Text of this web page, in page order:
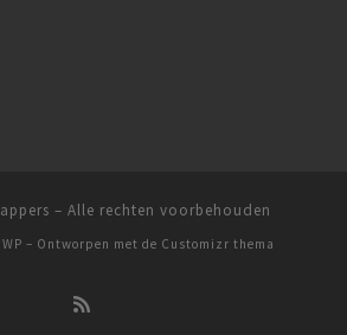
– Alle rechten voorbehouden
WP – Ontworpen met de Customizr thema